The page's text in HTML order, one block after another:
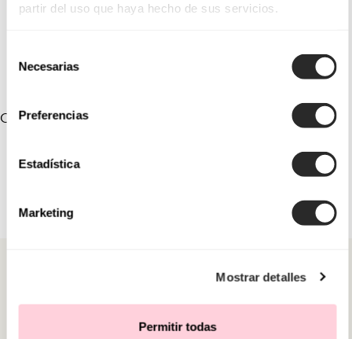
partir del uso que haya hecho de sus servicios.
Necesarias
Preferencias
Estadística
Marketing
Mostrar detalles
Permitir todas
COLEÇÕES VINCULADAS